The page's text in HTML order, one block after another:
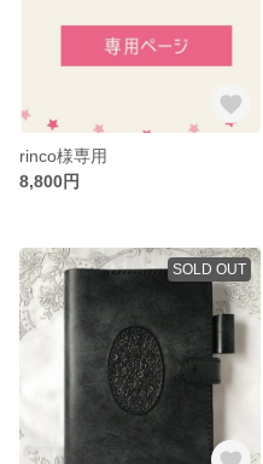
rinco様専用
8,800円
SOLD OUT